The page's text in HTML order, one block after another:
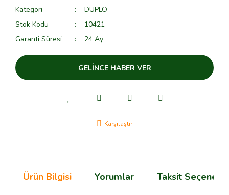
Kategori
DUPLO
Stok Kodu
10421
Garanti Süresi
24 Ay
GELİNCE HABER VER
Karşılaştır
Ürün Bilgisi Yorumlar Taksit